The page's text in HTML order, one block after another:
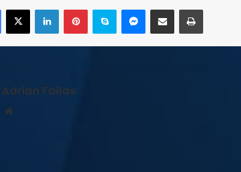
Facebook
X LinkedInPinterestSkype MessengerCompartir por correo electrónicoImprimir
Adrian Fallas